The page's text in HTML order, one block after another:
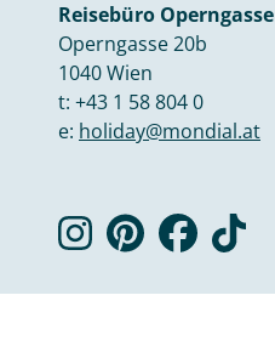
Reisebüro Operngasse
Operngasse 20b
1040 Wien
t: +43 1 58 804 0
e: holiday@mondial.at